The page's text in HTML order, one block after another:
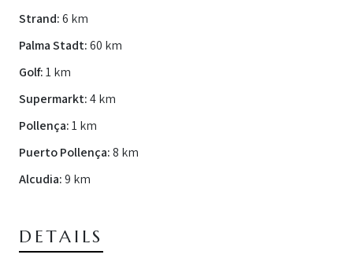
Strand:6 km
Palma Stadt:60 km
Golf:1 km
Supermarkt:4 km
Pollença:1 km
Puerto Pollença:8 km
Alcudia:9 km
DETAILS